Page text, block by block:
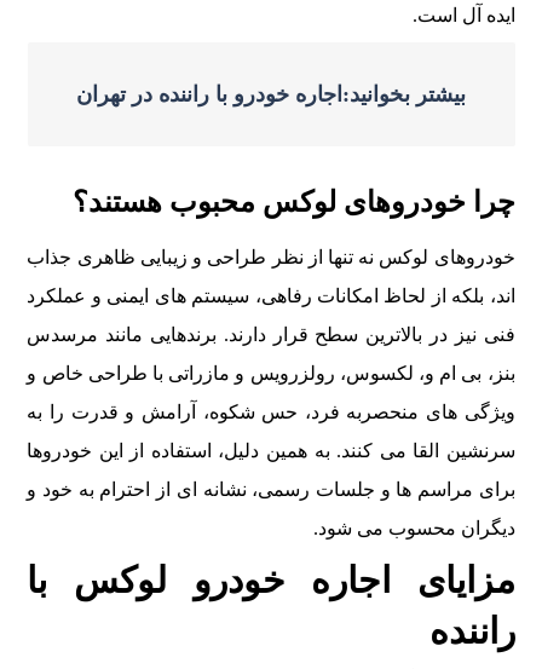
ایده آل است.
بیشتر بخوانید:اجاره خودرو با راننده در تهران
چرا خودروهای لوکس محبوب هستند؟
خودروهای لوکس نه تنها از نظر طراحی و زیبایی ظاهری جذاب
اند، بلکه از لحاظ امکانات رفاهی، سیستم های ایمنی و عملکرد
فنی نیز در بالاترین سطح قرار دارند. برندهایی مانند مرسدس
بنز، بی ام و، لکسوس، رولزرویس و مازراتی با طراحی خاص و
ویژگی های منحصربه فرد، حس شکوه، آرامش و قدرت را به
سرنشین القا می کنند. به همین دلیل، استفاده از این خودروها
برای مراسم ها و جلسات رسمی، نشانه ای از احترام به خود و
دیگران محسوب می شود.
مزایای اجاره خودرو لوکس با
راننده